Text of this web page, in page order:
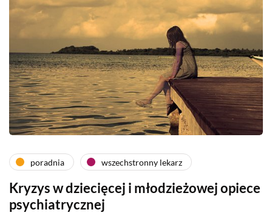
poradnia wszechstronny lekarz
Kryzys w dziecięcej i młodzieżowej opiece
psychiatrycznej